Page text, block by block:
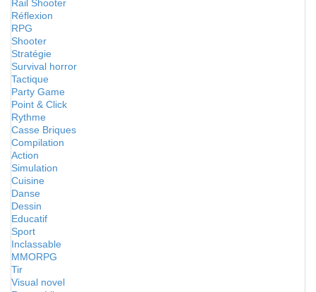
Rail Shooter
Réflexion
RPG
Shooter
Stratégie
Survival horror
Tactique
Party Game
Point & Click
Rythme
Casse Briques
Compilation
Action
Simulation
Cuisine
Danse
Dessin
Educatif
Sport
Inclassable
MMORPG
Tir
Visual novel